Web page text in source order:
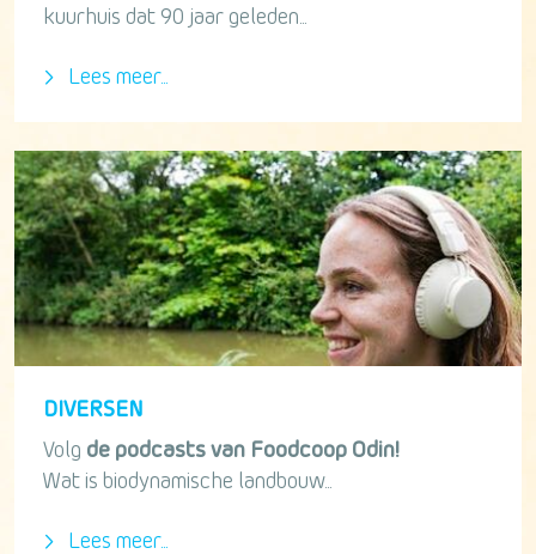
kuurhuis dat 90 jaar geleden...
Lees meer...
DIVERSEN
Volg de podcasts van Foodcoop Odin!
Wat is biodynamische landbouw...
Lees meer...